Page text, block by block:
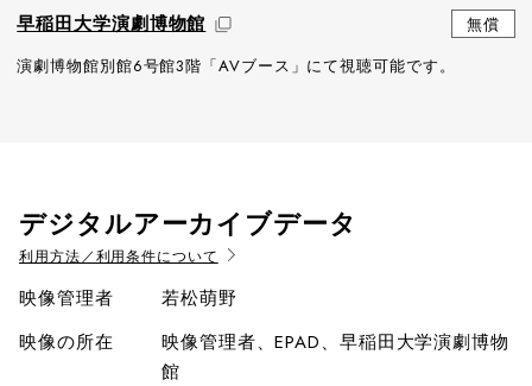
早稲田大学演劇博物館
無償
演劇博物館別館6号館3階「AVブース」にて視聴可能です。
デジタルアーカイブデータ
利用方法／利用条件について
映像管理者
若松萌野
映像の所在
映像管理者、EPAD、早稲田大学演劇博物
館